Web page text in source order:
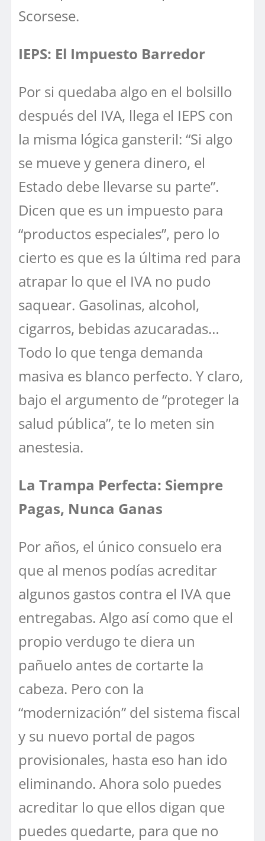
Scorsese.
IEPS: El Impuesto Barredor
Por si quedaba algo en el bolsillo
después del IVA, llega el IEPS con
la misma lógica gansteril: “Si algo
se mueve y genera dinero, el
Estado debe llevarse su parte”.
Dicen que es un impuesto para
“productos especiales”, pero lo
cierto es que es la última red para
atrapar lo que el IVA no pudo
saquear. Gasolinas, alcohol,
cigarros, bebidas azucaradas…
Todo lo que tenga demanda
masiva es blanco perfecto. Y claro,
bajo el argumento de “proteger la
salud pública”, te lo meten sin
anestesia.
La Trampa Perfecta: Siempre
Pagas, Nunca Ganas
Por años, el único consuelo era
que al menos podías acreditar
algunos gastos contra el IVA que
entregabas. Algo así como que el
propio verdugo te diera un
pañuelo antes de cortarte la
cabeza. Pero con la
“modernización” del sistema fiscal
y su nuevo portal de pagos
provisionales, hasta eso han ido
eliminando. Ahora solo puedes
acreditar lo que ellos digan que
puedes quedarte, para que no